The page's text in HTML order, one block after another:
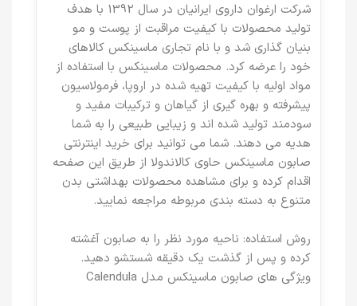
شرکت ارغوان داروی ایرانیان در سال 1392 با هدف
تولید محصولات با کیفیت مراقبت از پوست و مو
بنیان گذاری شد و با نام تجاری ماسینکس کالاهای
خود را عرضه کرد. محصولات ماسینکس با استفاده از
مواد اولیه با کیفیت تهیه شده در اروپا، فرمولاسیون
پیشرفته و بهره گیری از گیاهان و ترکیبات مفید و
سودمند تولید شده اند و زیبایی طبیعی را به شما
هدیه می دهند. شما می توانید برای خرید اینترنتی
صابون ماسینکس حاوی کالاندولا از طریق این صفحه
اقدام کرده و برای مشاهده محصولات بهداشتی بدن
متنوع به دسته بندی مربوطه مراجعه نمایید.
روش استفاده: ناحیه مورد نظر را به صابون آغشته
کرده و پس از گذشت یک دقیقه شستشو دهید.
ویژگی های صابون ماسینکس مدل Calendula